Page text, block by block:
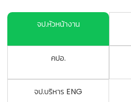
จป.หัวหน้างาน
คปอ.
จป.บริหาร ENG